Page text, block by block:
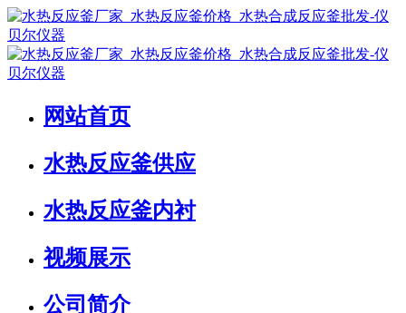
网站首页
水热反应釜供应
水热反应釜内衬
视频展示
公司简介